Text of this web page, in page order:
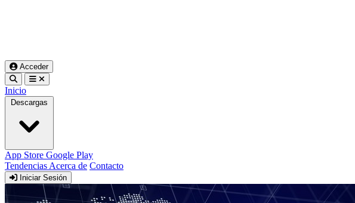
Acceder
Inicio
Descargas
App Store Google Play
Tendencias Acerca de Contacto
Iniciar Sesión